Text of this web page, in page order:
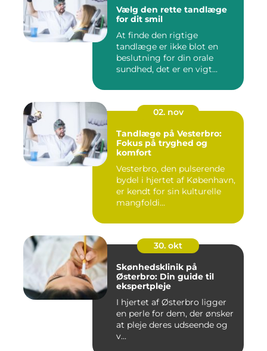
Vælg den rette tandlæge
for dit smil
At finde den rigtige
tandlæge er ikke blot en
beslutning for din orale
sundhed, det er en vigt...
02. nov
Tandlæge på Vesterbro:
Fokus på tryghed og
komfort
Vesterbro, den pulserende
bydel i hjertet af København,
er kendt for sin kulturelle
mangfoldi...
30. okt
Skønhedsklinik på
Østerbro: Din guide til
ekspertpleje
I hjertet af Østerbro ligger
en perle for dem, der ønsker
at pleje deres udseende og
v...